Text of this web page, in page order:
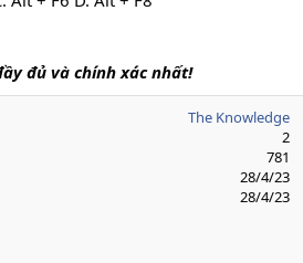
đủ và chính xác nhất!
The Knowledge
2
781
28/4/23
28/4/23